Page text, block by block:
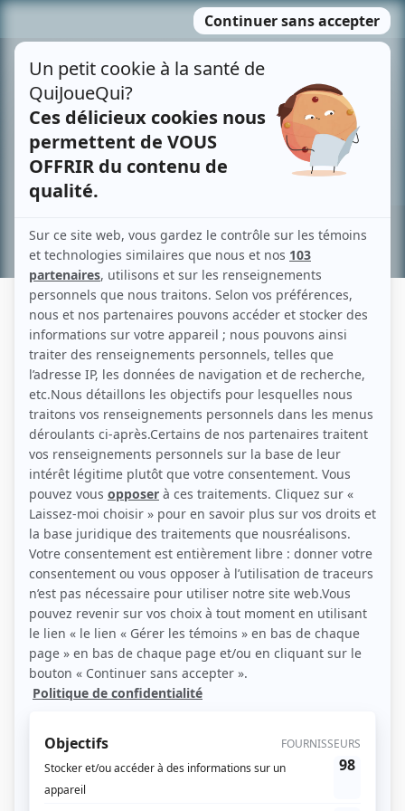
MENU
contenu
Recherche avancée »
ROGER TURCOTTE
Liens
Fiche de Roger Turcotte sur Showbizz.net
Personnages
De jour en jour (M. Lemaire )
Chez Denise(Rôle inconnu)
Race de monde(Marcelin Meilleur )
Drôle de monde(Rôle inconnu)
Le procès d'Andersonville
Général)
Scénario: La télévision du bonheur( Maurice et le chauffeur de taxi)
À cause de mon oncle(Rôle inconnu)
Le pont( Portier)
Du tac au tac(Propriétaire du magasin1977)
Y'a pas de problème(Dédé)
Cré Basile(Le Fouet